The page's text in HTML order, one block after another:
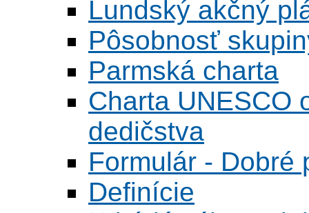
Lundský akčný
Pôsobnosť
Parmská charta
Charta UNESCO
dedičstva
Formulár - Dobré
Definície